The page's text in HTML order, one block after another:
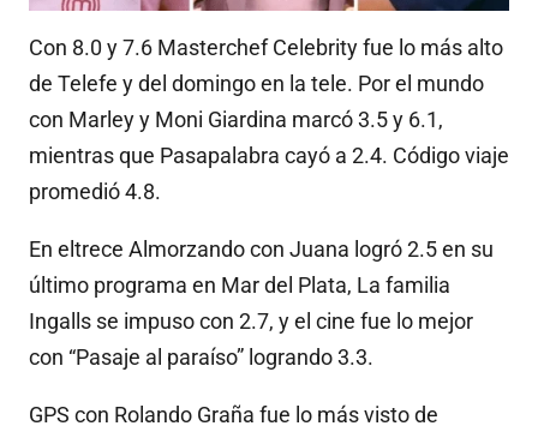
Con 8.0 y 7.6 Masterchef Celebrity fue lo más alto
de Telefe y del domingo en la tele. Por el mundo
con Marley y Moni Giardina marcó 3.5 y 6.1,
mientras que Pasapalabra cayó a 2.4. Código viaje
promedió 4.8.
En eltrece Almorzando con Juana logró 2.5 en su
último programa en Mar del Plata, La familia
Ingalls se impuso con 2.7, y el cine fue lo mejor
con “Pasaje al paraíso” logrando 3.3.
GPS con Rolando Graña fue lo más visto de